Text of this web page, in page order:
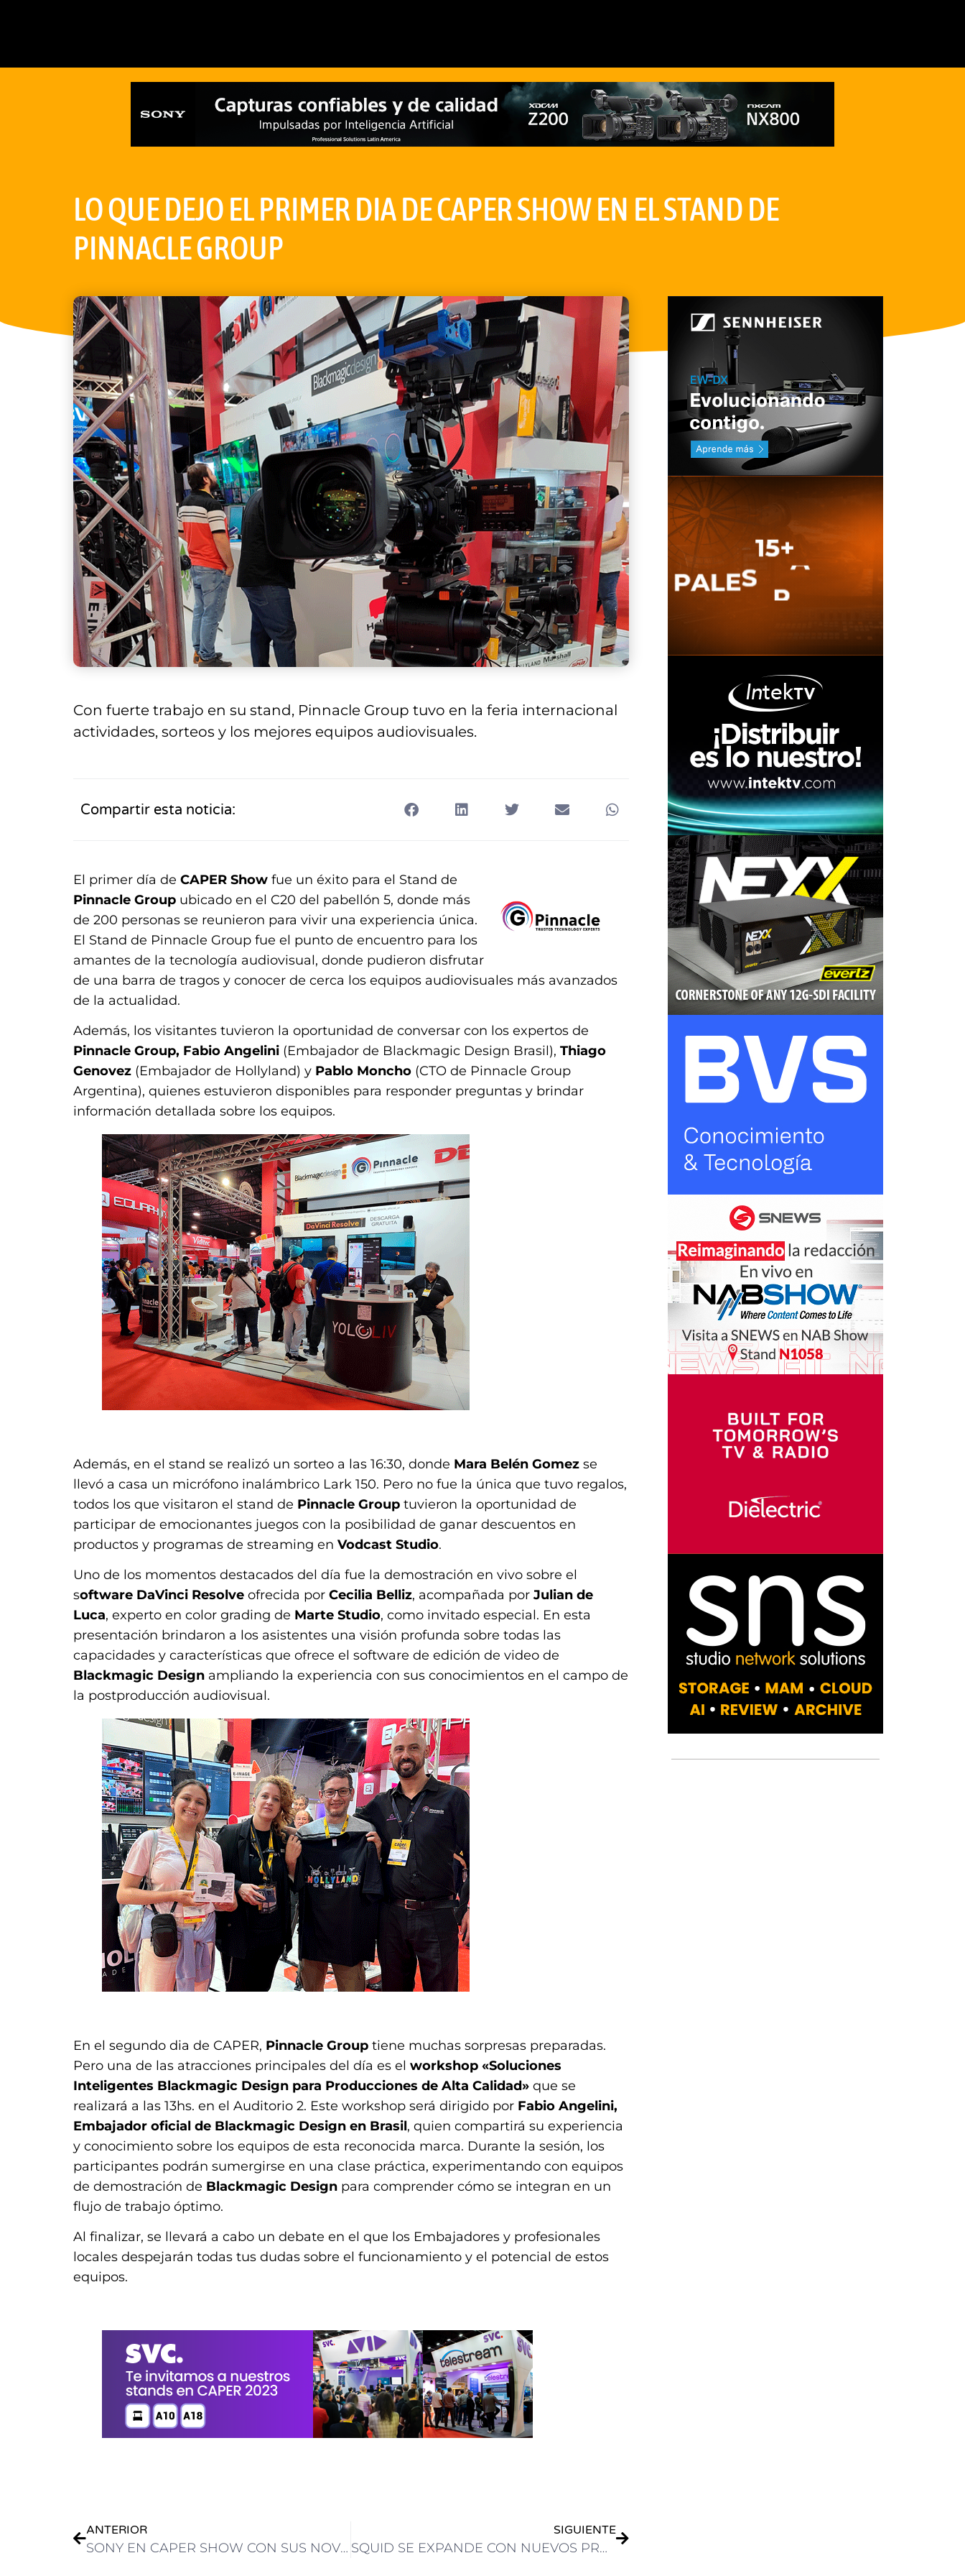
LO QUE DEJO EL PRIMER DIA DE CAPER SHOW EN EL STAND DE
PINNACLE GROUP
Con fuerte trabajo en su stand, Pinnacle Group tuvo en la feria internacional
actividades, sorteos y los mejores equipos audiovisuales.
Compartir esta noticia:
El primer día de CAPER Show fue un éxito para el Stand de
Pinnacle Group ubicado en el C20 del pabellón 5, donde más
de 200 personas se reunieron para vivir una experiencia única.
El Stand de Pinnacle Group fue el punto de encuentro para los
amantes de la tecnología audiovisual, donde pudieron disfrutar
de una barra de tragos y conocer de cerca los equipos audiovisuales más avanzados
de la actualidad.
Además, los visitantes tuvieron la oportunidad de conversar con los expertos de
Pinnacle Group, Fabio Angelini (Embajador de Blackmagic Design Brasil), Thiago
Genovez (Embajador de Hollyland) y Pablo Moncho (CTO de Pinnacle Group
Argentina), quienes estuvieron disponibles para responder preguntas y brindar
información detallada sobre los equipos.
Además, en el stand se realizó un sorteo a las 16:30, donde Mara Belén Gomez se
llevó a casa un micrófono inalámbrico Lark 150. Pero no fue la única que tuvo regalos,
todos los que visitaron el stand de Pinnacle Group tuvieron la oportunidad de
participar de emocionantes juegos con la posibilidad de ganar descuentos en
productos y programas de streaming en Vodcast Studio.
Uno de los momentos destacados del día fue la demostración en vivo sobre el
software DaVinci Resolve ofrecida por Cecilia Belliz, acompañada porJulian de
Luca, experto en color grading de Marte Studio, como invitado especial. En esta
presentación brindaron a los asistentes una visión profunda sobre todas las
capacidades y características que ofrece el software de edición de video de
Blackmagic Design ampliando la experiencia con sus conocimientos en el campo de
la postproducción audiovisual.
En el segundo dia de CAPER, Pinnacle Group tiene muchas sorpresas preparadas.
Pero una de las atracciones principales del día es el workshop «Soluciones
Inteligentes Blackmagic Design para Producciones de Alta Calidad» que se
realizará a las 13hs. en el Auditorio 2. Este workshop será dirigido por Fabio Angelini,
Embajador oficial de Blackmagic Design en Brasil, quien compartirá su experiencia
y conocimiento sobre los equipos de esta reconocida marca. Durante la sesión, los
participantes podrán sumergirse en una clase práctica, experimentando con equipos
de demostración de Blackmagic Design para comprender cómo se integran en un
flujo de trabajo óptimo.
Al finalizar, se llevará a cabo un debate en el que los Embajadores y profesionales
locales despejarán todas tus dudas sobre el funcionamiento y el potencial de estos
equipos.
ANTERIOR
SONY EN CAPER SHOW CON SUS NOVEDADES EN INNOVACIONES EN PRODUCTOS Y SOLUCIONES
SIGUIENTE
SQUID SE EXPANDE CON NUEVOS PROYECTOS EN ARGENTINA Y PERÚ